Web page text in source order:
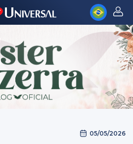
05/05/2026